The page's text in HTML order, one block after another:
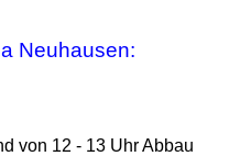
Neuhausen:
von 12 - 13 Uhr Abbau